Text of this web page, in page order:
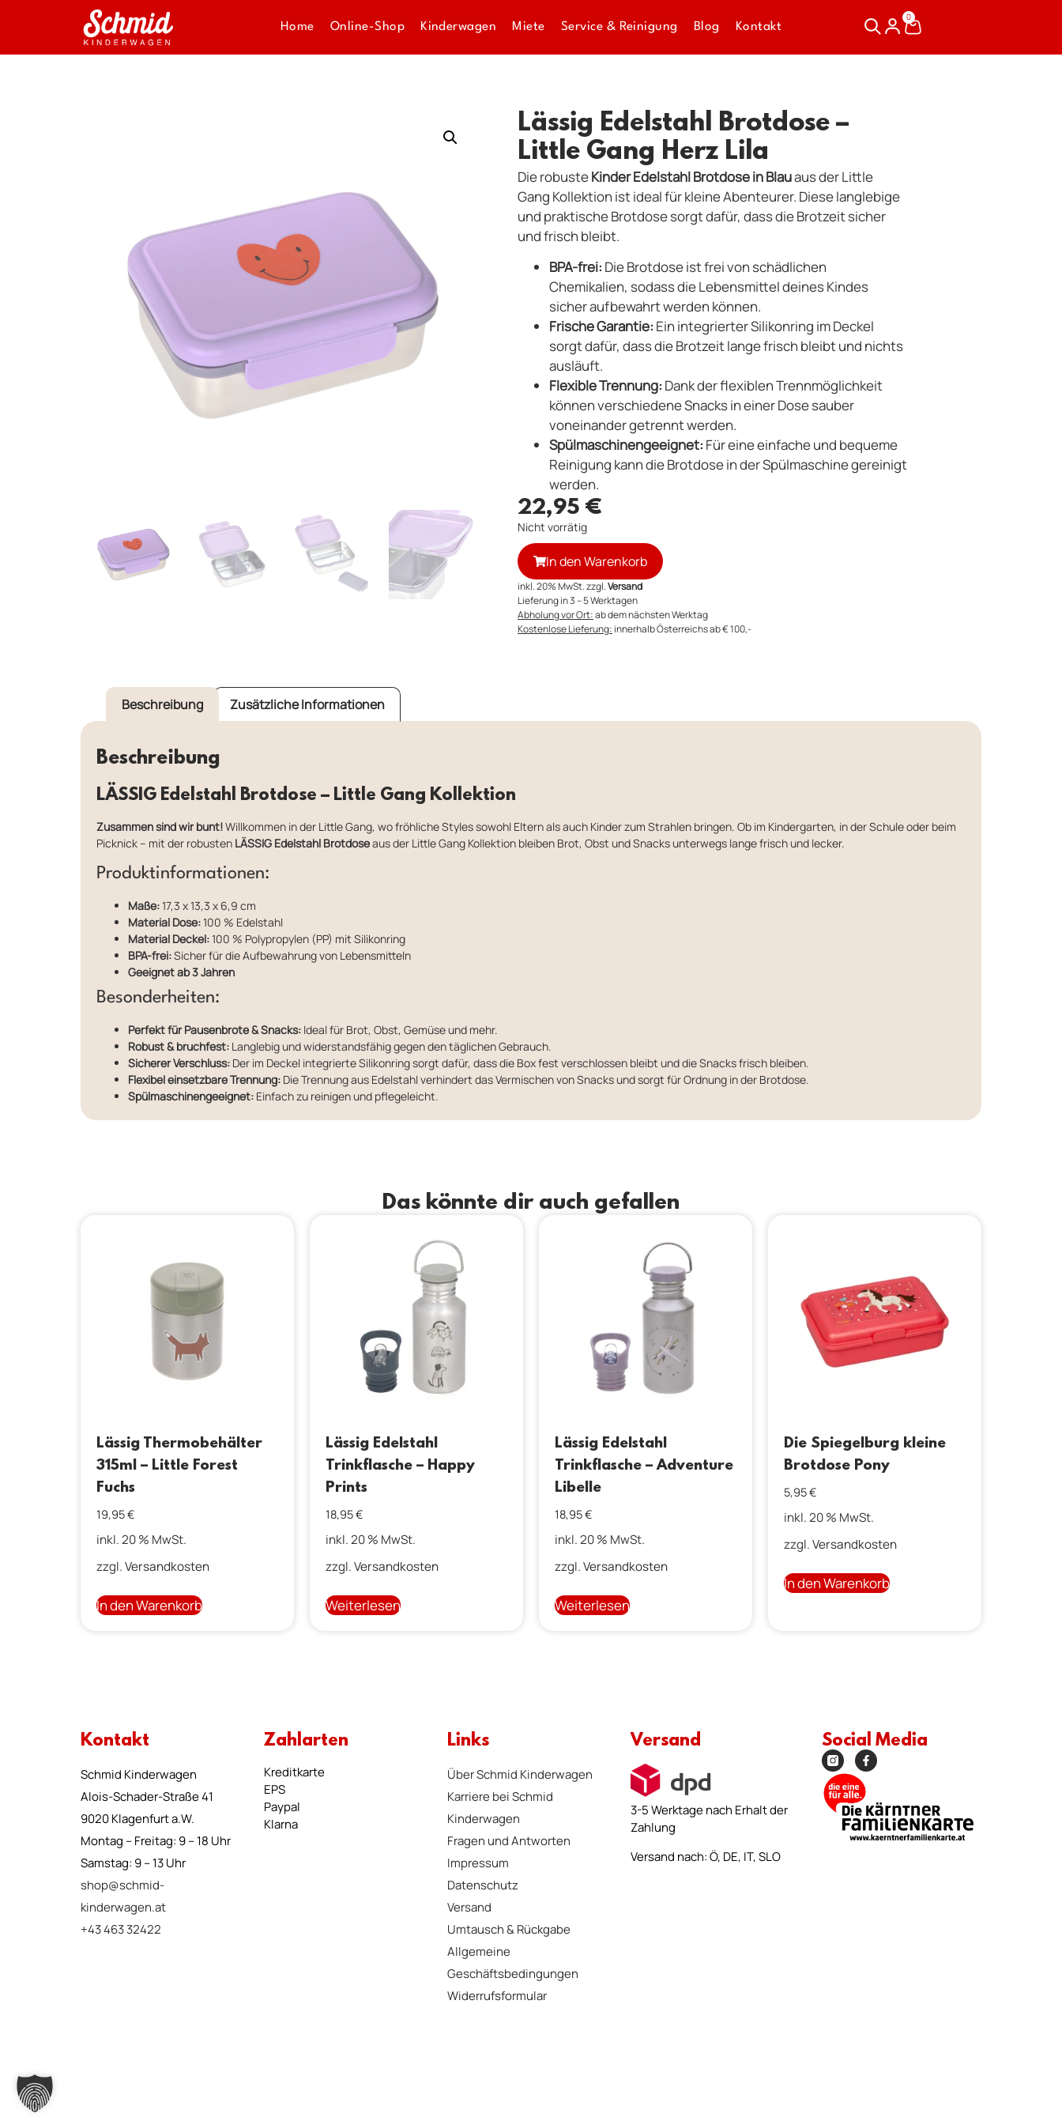
Home Online-Shop Kinderwagen Miete Service & Reinigung Blog Kontakt
0
Lässig Edelstahl Brotdose –
Little Gang Herz Lila
Die robusteKinder Edelstahl Brotdose in Blauaus der Little
Gang Kollektion ist ideal für kleine Abenteurer. Diese langlebige
und praktische Brotdose sorgt dafür, dass die Brotzeit sicher
und frisch bleibt.
BPA-frei: Die Brotdose ist frei von schädlichen
Chemikalien, sodass die Lebensmittel deines Kindes
sicher aufbewahrt werden können.
Frische Garantie: Ein integrierter Silikonring im Deckel
sorgt dafür, dass die Brotzeit lange frisch bleibt und nichts
ausläuft.
Flexible Trennung: Dank der flexiblen Trennmöglichkeit
können verschiedene Snacks in einer Dose sauber
voneinander getrennt werden.
Spülmaschinengeeignet: Für eine einfache und bequeme
Reinigung kann die Brotdose in der Spülmaschine gereinigt
werden.
22,95 €
Nicht vorrätig
In den Warenkorb
inkl. 20% MwSt. zzgl.Versand
Lieferung in 3 – 5 Werktagen
Abholung vor Ort:ab dem nächsten Werktag
Kostenlose Lieferung: innerhalb Österreichs ab € 100,-
Beschreibung Zusätzliche Informationen
Beschreibung
LÄSSIG Edelstahl Brotdose – Little Gang Kollektion
Zusammen sind wir bunt!Willkommen in der Little Gang, wo fröhliche Styles sowohl Eltern als auch Kinder zum Strahlen bringen. Ob im Kindergarten, in der Schule oder beim
Picknick – mit der robusten LÄSSIG Edelstahl Brotdoseaus der Little Gang Kollektion bleiben Brot, Obst und Snacks unterwegs lange frisch und lecker.
Produktinformationen:
Maße:17,3 x 13,3 x 6,9 cm
Material Dose:100 % Edelstahl
Material Deckel:100 % Polypropylen (PP) mit Silikonring
BPA-frei:Sicher für die Aufbewahrung von Lebensmitteln
Geeignet ab 3 Jahren
Besonderheiten:
Perfekt für Pausenbrote & Snacks: Ideal für Brot, Obst, Gemüse und mehr.
Robust & bruchfest: Langlebig und widerstandsfähig gegen den täglichen Gebrauch.
Sicherer Verschluss: Der im Deckel integrierte Silikonring sorgt dafür, dass die Box fest verschlossen bleibt und die Snacks frisch bleiben.
Flexibel einsetzbare Trennung: Die Trennung aus Edelstahl verhindert das Vermischen von Snacks und sorgt für Ordnung in der Brotdose.
Spülmaschinengeeignet: Einfach zu reinigen und pflegeleicht.
Das könnte dir auch gefallen
Lässig Thermobehälter
315ml – Little Forest
Fuchs
19,95€
inkl. 20 % MwSt.
zzgl.Versandkosten
In den Warenkorb
Lässig Edelstahl
Trinkflasche – Happy
Prints
18,95€
inkl. 20 % MwSt.
zzgl.Versandkosten
Weiterlesen
Lässig Edelstahl
Trinkflasche – Adventure
Libelle
18,95€
inkl. 20 % MwSt.
zzgl.Versandkosten
Weiterlesen
Die Spiegelburg kleine
Brotdose Pony
5,95€
inkl. 20 % MwSt.
zzgl.Versandkosten
In den Warenkorb
Kontakt
Schmid Kinderwagen
Alois-Schader-Straße 41
9020 Klagenfurt a.W.
Montag – Freitag: 9 – 18 Uhr
Samstag: 9 – 13 Uhr
shop@schmid-
kinderwagen.at
+43 463 32422
Zahlarten
Kreditkarte
EPS
Paypal
Klarna
Links
Über Schmid Kinderwagen
Karriere bei Schmid
Kinderwagen
Fragen und Antworten
Impressum
Datenschutz
Versand
Umtausch & Rückgabe
Allgemeine
Geschäftsbedingungen
Widerrufsformular
Versand
3-5 Werktage nach Erhalt der
Zahlung
Versand nach: Ö, DE, IT, SLO
Social Media